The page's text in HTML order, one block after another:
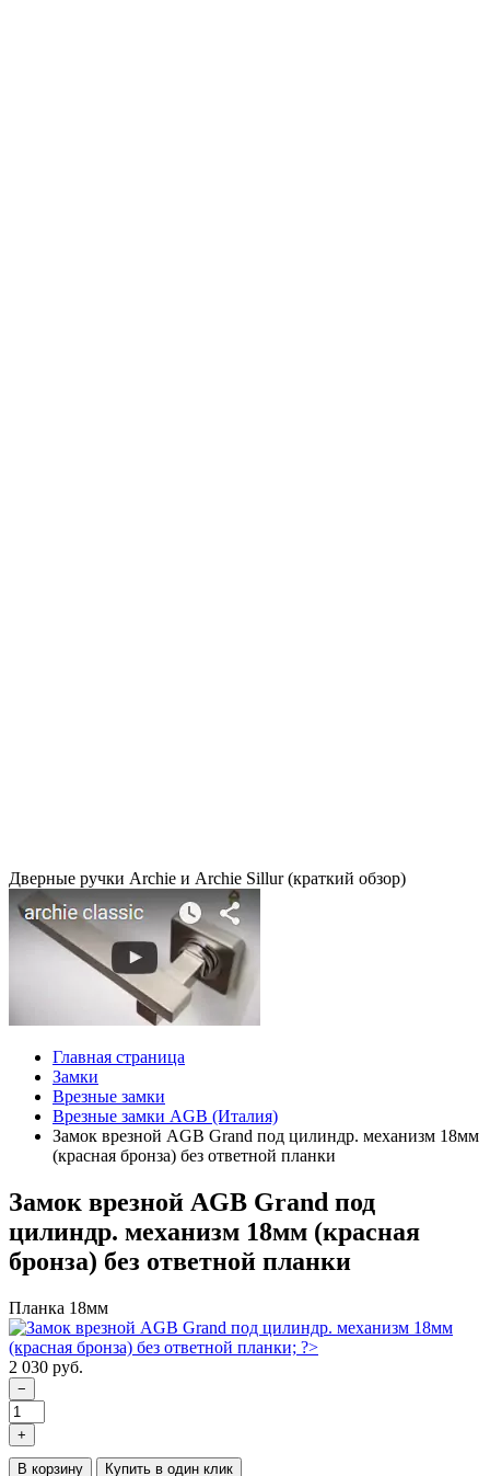
Дверные ручки Archie и Archie Sillur (краткий обзор)
Главная страница
Замки
Врезные замки
Врезные замки AGB (Италия)
Замок врезной AGB Grand под цилиндр. механизм 18мм
(красная бронза) без ответной планки
Замок врезной AGB Grand под
цилиндр. механизм 18мм (красная
бронза) без ответной планки
Планка 18мм
2 030 руб.
−
+
В корзину Купить в один клик